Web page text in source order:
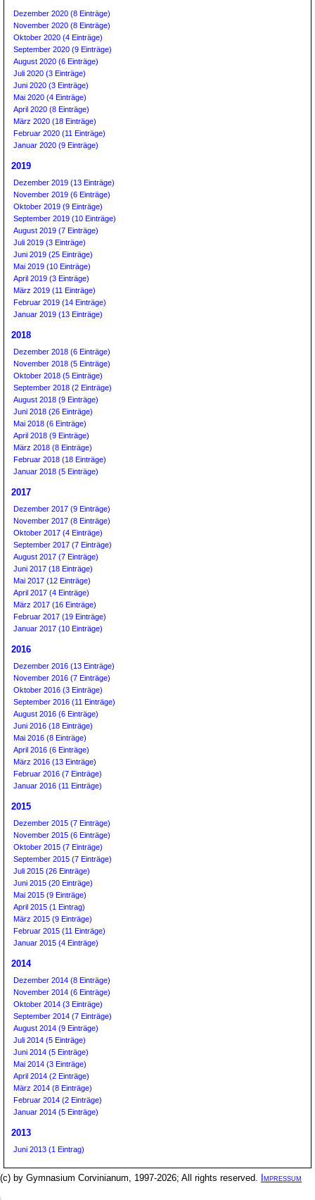
Dezember 2020 (8 Einträge)
November 2020 (8 Einträge)
Oktober 2020 (4 Einträge)
September 2020 (9 Einträge)
August 2020 (6 Einträge)
Juli 2020 (3 Einträge)
Juni 2020 (3 Einträge)
Mai 2020 (4 Einträge)
April 2020 (8 Einträge)
März 2020 (18 Einträge)
Februar 2020 (11 Einträge)
Januar 2020 (9 Einträge)
2019
Dezember 2019 (13 Einträge)
November 2019 (6 Einträge)
Oktober 2019 (9 Einträge)
September 2019 (10 Einträge)
August 2019 (7 Einträge)
Juli 2019 (3 Einträge)
Juni 2019 (25 Einträge)
Mai 2019 (10 Einträge)
April 2019 (3 Einträge)
März 2019 (11 Einträge)
Februar 2019 (14 Einträge)
Januar 2019 (13 Einträge)
2018
Dezember 2018 (6 Einträge)
November 2018 (5 Einträge)
Oktober 2018 (5 Einträge)
September 2018 (2 Einträge)
August 2018 (9 Einträge)
Juni 2018 (26 Einträge)
Mai 2018 (6 Einträge)
April 2018 (9 Einträge)
März 2018 (8 Einträge)
Februar 2018 (18 Einträge)
Januar 2018 (5 Einträge)
2017
Dezember 2017 (9 Einträge)
November 2017 (8 Einträge)
Oktober 2017 (4 Einträge)
September 2017 (7 Einträge)
August 2017 (7 Einträge)
Juni 2017 (18 Einträge)
Mai 2017 (12 Einträge)
April 2017 (4 Einträge)
März 2017 (16 Einträge)
Februar 2017 (19 Einträge)
Januar 2017 (10 Einträge)
2016
Dezember 2016 (13 Einträge)
November 2016 (7 Einträge)
Oktober 2016 (3 Einträge)
September 2016 (11 Einträge)
August 2016 (6 Einträge)
Juni 2016 (18 Einträge)
Mai 2016 (8 Einträge)
April 2016 (6 Einträge)
März 2016 (13 Einträge)
Februar 2016 (7 Einträge)
Januar 2016 (11 Einträge)
2015
Dezember 2015 (7 Einträge)
November 2015 (6 Einträge)
Oktober 2015 (7 Einträge)
September 2015 (7 Einträge)
Juli 2015 (26 Einträge)
Juni 2015 (20 Einträge)
Mai 2015 (9 Einträge)
April 2015 (1 Eintrag)
März 2015 (9 Einträge)
Februar 2015 (11 Einträge)
Januar 2015 (4 Einträge)
2014
Dezember 2014 (8 Einträge)
November 2014 (6 Einträge)
Oktober 2014 (3 Einträge)
September 2014 (7 Einträge)
August 2014 (9 Einträge)
Juli 2014 (5 Einträge)
Juni 2014 (5 Einträge)
Mai 2014 (3 Einträge)
April 2014 (2 Einträge)
März 2014 (8 Einträge)
Februar 2014 (2 Einträge)
Januar 2014 (5 Einträge)
2013
Juni 2013 (1 Eintrag)
(c) by Gymnasium Corvinianum, 1997-2026; All rights reserved. Impressum